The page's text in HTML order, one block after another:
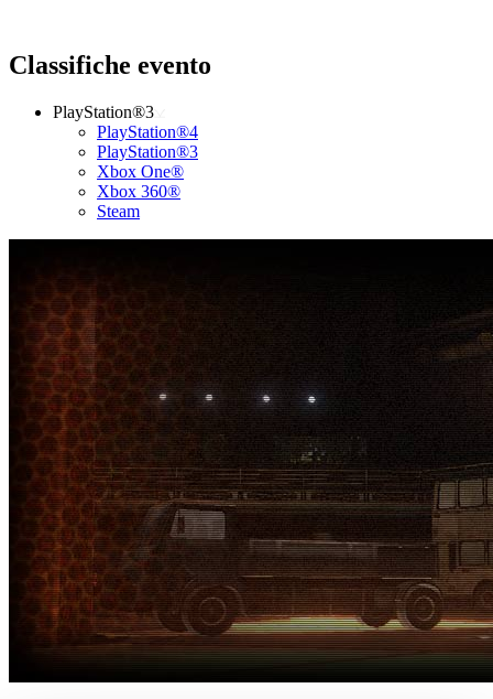
Classifiche evento
PlayStation®3
PlayStation®4
PlayStation®3
Xbox One®
Xbox 360®
Steam